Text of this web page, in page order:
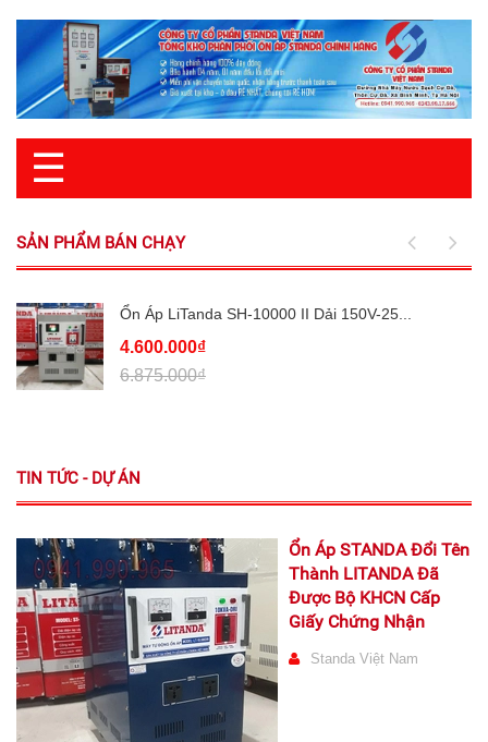
☰
SẢN PHẨM BÁN CHẠY
Ổn Áp LiTanda SH-10000 II Dải 150V-25...
4.600.000₫
6.875.000₫
TIN TỨC - DỰ ÁN
Ổn Áp STANDA Đổi Tên
Thành LITANDA Đã
Được Bộ KHCN Cấp
Giấy Chứng Nhận
Standa Việt Nam